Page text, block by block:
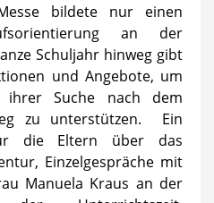
bildete nur einen
an der
Schuljahr hinweg gibt
und Angebote, um
ihrer Suche nach dem
zu unterstützen. Ein
die Eltern über das
Einzelgespräche mit
Manuela Kraus an der